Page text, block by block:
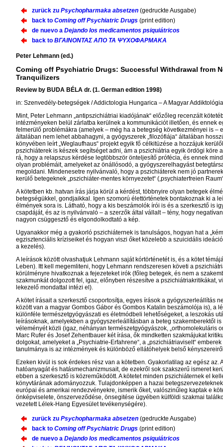
zurück zu Psychopharmaka absetzen (gedruckte Ausgabe)
back to Coming off Psychiatric Drugs (print edition)
de nuevo a Dejando los medicamentos psiquiátricos
back to ΒΓΑΙΝΟΝΤΑΣ ΑΠΟ ΤΑ ΨΥΧΟΦΑΡΜΑΚΑ
Peter Lehmann (ed.)
Coming off Psychiatric Drugs: Successful Withdrawal from
Tranquilizers
Reviewby BUDA BÉLA dr. (1. German edition 1998)
in: Szenvedély-betegségek / Addictologia Hungarica – A Magyar
Mint, Peter Lehmann „antipszichiátriai kiadójának“ előzőleg recenzált
intézményeken belül zárlatba kerülnek a kommunikációt illetően, és ennek
felmerülő problémákra (amelyek – még ha a betegség következményei is
általában nem lehet abbahagyni, a gyógyszerek „filozófiája“ általában
könyvében leírt „Weglaufhaus“ projekt egyik fő célkitüzése a hozzájuk
pszichiáterek is készek segítséget adni, ám a pszichiátria egyik ördögi köre
rá, hogy a relapszus kérdése legtöbbször önteljesítő prófécia, és ennek
olyan problémáit, amelyeket az önállósodó, a gyógyszerelhagyást
megoldani. Mindenesetre nyilvánvaló, hogy a pszichiáterek nem jó
kerülő betegeknek „pszichiáter-mentes környezetet“ (,psychiaterfreien
A kötetben kb. hatvan írás járja körül a kérdést, többnyire olyan betegek
betegségükkel, gondjaikkal. Igen szomorú élettörténetek bontakoznak ki a
élmények sora is. Látható, hogy a kis beszámolók írói is és a szerkesztő is
csapdáját, és az is nyilvánvaló – a szerzők által vállalt – tény, hogy
nagyon csüggesztő és elgondolkodtató a kép.
Ugyanakkor még a gyakorló pszichiáternek is tanulságos, hogyan hat a
egzisztenciális kríziseiket és hogyan viszi őket közelebb a szuicidális
a kezelés).
A leírások között olvashatjuk Lehmann saját kórtörténetét is, és a kötet
Leben). Itt kell megemliteni, hogy Lehmann rendszeresen követi a
körülményre hivatkoznak a fejezeteket irók (főleg betegek, és nem a
szakmunkát dolgozott fel, igaz, előnyben részesítve a
lekezelő mondattal intézi el).
A kötet írásait a szerkesztő csoportosítja, egyes írások a gyógyszerleállítás
között van a magyar Gombos Gábor és Gombos Katalin beszámolója is),
különféle természetgyógyászati es életmódbeli lehetőségeket, a leszokás
leírásoknak, amelyekben a gyógyszerleállításban a beteg szakemberektől
véleményét közli (igaz, néhányan természetgyógyászok, „orthomolekuláris
Marc Rufer és Josef Zehentbauer két írása, ők mindketten szakmájukat
dolgokat, amelyeket a „Psychiatrie-Erfahrene“, a „pszichiátriaviselt“
tanulmánya is az intézmények és különböző ellátóhelyek belső
Ezeken kivül is sok érdekes rész van a kötetben. Gyakorlatilag az egész
hatóanyagát és hatásmechanizmusait, de ezekről sok szakszerű ismeret
ebben a szerkesztő is közreműködött. A kötetet minden pszichiáternek el
könyvtárának adományozzuk. Tulajdonképpen a hazai
európai és amerikai rendezvényekre, ismerik őket, valószinűleg kaptak e
önképviselete, önszerveződése, önsegitése ügyében külföldi szakmai
vezetett Lélek-Hang Egyesület tevékenységére).
zurück zu Psychopharmaka absetzen (gedruckte Ausgabe)
back to Coming off Psychiatric Drugs (print edition)
de nuevo a Dejando los medicamentos psiquiátricos